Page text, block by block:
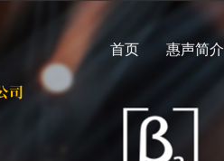
首页 惠声简介